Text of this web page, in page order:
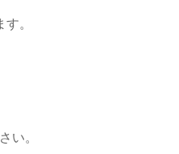
。
い。